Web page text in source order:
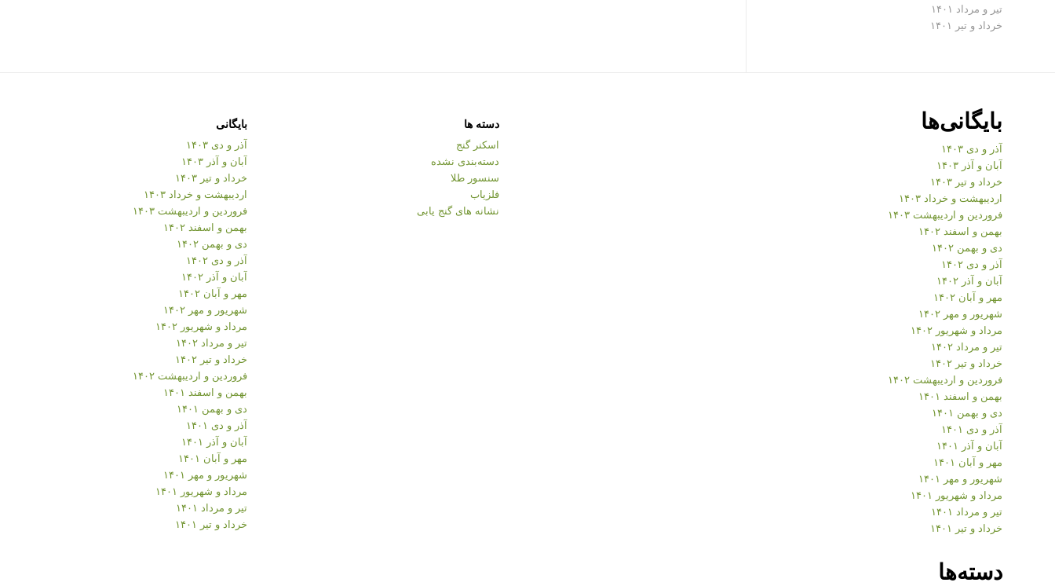
تیر و مرداد ۱۴۰۱
خرداد و تیر ۱۴۰۱
بایگانی‌ها
آذر و دی ۱۴۰۳
آبان و آذر ۱۴۰۳
خرداد و تیر ۱۴۰۳
اردیبهشت و خرداد ۱۴۰۳
فروردین و اردیبهشت ۱۴۰۳
بهمن و اسفند ۱۴۰۲
دی و بهمن ۱۴۰۲
آذر و دی ۱۴۰۲
آبان و آذر ۱۴۰۲
مهر و آبان ۱۴۰۲
شهریور و مهر ۱۴۰۲
مرداد و شهریور ۱۴۰۲
تیر و مرداد ۱۴۰۲
خرداد و تیر ۱۴۰۲
فروردین و اردیبهشت ۱۴۰۲
بهمن و اسفند ۱۴۰۱
دی و بهمن ۱۴۰۱
آذر و دی ۱۴۰۱
آبان و آذر ۱۴۰۱
مهر و آبان ۱۴۰۱
شهریور و مهر ۱۴۰۱
مرداد و شهریور ۱۴۰۱
تیر و مرداد ۱۴۰۱
خرداد و تیر ۱۴۰۱
دسته‌ها
دسته ها
اسکنر گنج
دسته‌بندی نشده
سنسور طلا
فلزیاب
نشانه های گنج یابی
بایگانی
آذر و دی ۱۴۰۳
آبان و آذر ۱۴۰۳
خرداد و تیر ۱۴۰۳
اردیبهشت و خرداد ۱۴۰۳
فروردین و اردیبهشت ۱۴۰۳
بهمن و اسفند ۱۴۰۲
دی و بهمن ۱۴۰۲
آذر و دی ۱۴۰۲
آبان و آذر ۱۴۰۲
مهر و آبان ۱۴۰۲
شهریور و مهر ۱۴۰۲
مرداد و شهریور ۱۴۰۲
تیر و مرداد ۱۴۰۲
خرداد و تیر ۱۴۰۲
فروردین و اردیبهشت ۱۴۰۲
بهمن و اسفند ۱۴۰۱
دی و بهمن ۱۴۰۱
آذر و دی ۱۴۰۱
آبان و آذر ۱۴۰۱
مهر و آبان ۱۴۰۱
شهریور و مهر ۱۴۰۱
مرداد و شهریور ۱۴۰۱
تیر و مرداد ۱۴۰۱
خرداد و تیر ۱۴۰۱